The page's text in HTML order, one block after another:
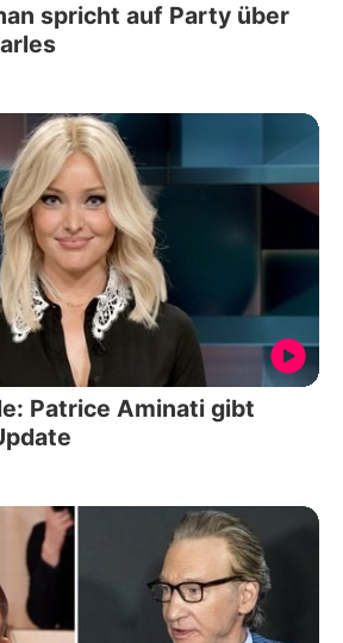
spricht auf Party über
Patrice Aminati gibt